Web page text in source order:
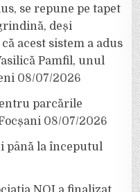
se repune pe tapet
deși
acest sistem a adus
Pamfil, unul
08/07/2026
parcările
08/07/2026
până la începutul